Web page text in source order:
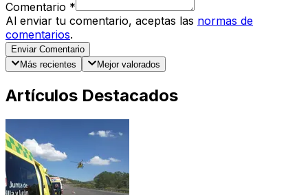
Comentario *
Al enviar tu comentario, aceptas las normas de
comentarios.
Enviar Comentario
Más recientes
Mejor valorados
Artículos Destacados